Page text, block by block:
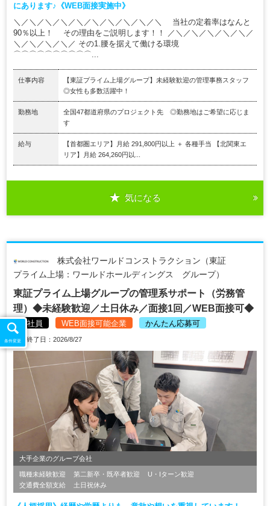
にあります♪《WEB面接実施中》
＼／＼／＼／＼／＼／＼／＼／＼／＼／＼ 当社の定着率はなんと
90％以上！ その理由をご説明します！！ ／＼／＼／＼／＼／＼／
＼／＼／＼／＼／ その1.腰を据えて働ける環境
⌒⌒⌒⌒⌒⌒⌒⌒⌒⌒...
仕事内容
【東証プライム上場グループ】未経験歓迎の管理事務スタッフ
◎女性も多数活躍中！
勤務地
全国47都道府県のプロジェクト先 ◎勤務地はご希望に応じま
す
給与
【首都圏エリア】月給 291,800円以上 ＋ 各種手当 【北関東エ
リア】月給 264,260円以...
気になる
株式会社ワールドコンストラクション（東証
プライム上場：ワールドホールディングス グループ）
東証プライム上場グループの管理系サポート（労務管
理）◆未経験歓迎／土日休み／面接1回／WEB面接可◆
正社員 WEB面接可能企業 かんたん応募可
掲載終了日：2026/8/27
大手企業のグループ会社
職種未経験歓迎 第二新卒・既卒者歓迎
U・Iターン歓迎
交通費全額支給
土日祝休み
条件変更